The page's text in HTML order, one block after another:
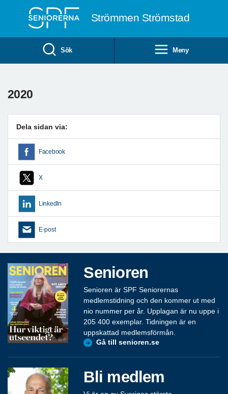
Strömmen Strömstad
Sök Meny
2020
Dela sidan via:
Facebook
X
LinkedIn
E-post
Senioren
Senioren är SPF Seniorernas
medlemstidning och den kommer ut med
nio nummer per år. Upplagan är nu uppe i
205 400 exemplar. Tidningen är en
uppskattad medlemsförmån.
Gå till senioren.se
Bli medlem